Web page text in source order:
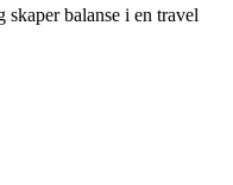
skaper balanse i en travel